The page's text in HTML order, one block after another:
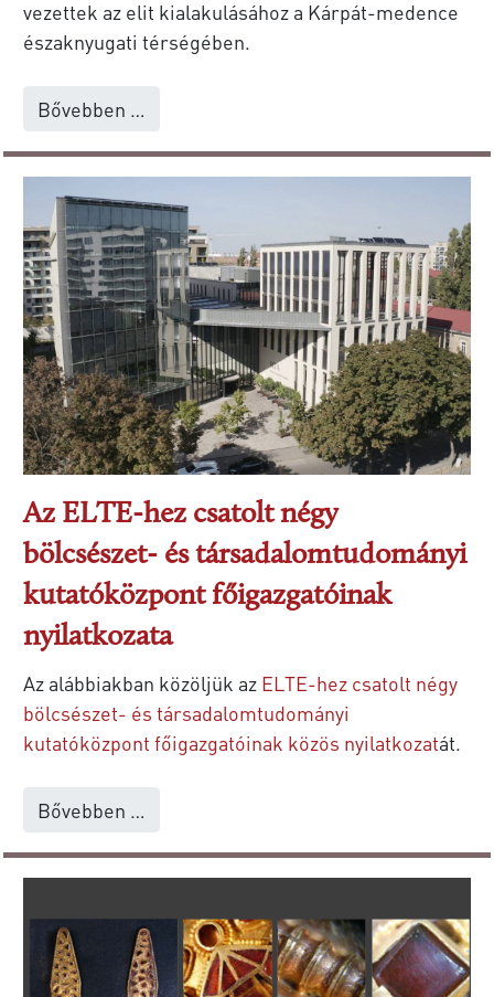
vezettek az elit kialakulásához a Kárpát-medence
északnyugati térségében.
Bővebben …
Az ELTE-hez csatolt négy
bölcsészet- és társadalomtudományi
kutatóközpont főigazgatóinak
nyilatkozata
Az alábbiakban közöljük az ELTE-hez csatolt négy
bölcsészet- és társadalomtudományi
kutatóközpont főigazgatóinak közös nyilatkozatát.
Bővebben …